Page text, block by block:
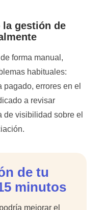
la gestión de
forma manual,
habituales:
errores en el
a revisar
de visibilidad sobre el
de tu
minutos
mejorar el